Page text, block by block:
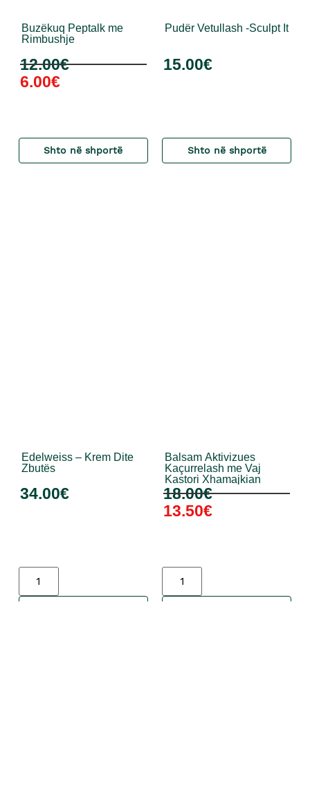
Buzëkuq Peptalk me
Rimbushje
12.00€
6.00€
Shto në shportë
Pudër Vetullash -Sculpt It
15.00€
Shto në shportë
Edelweiss – Krem Dite
Zbutës
34.00€
Balsam Aktivizues
Kaçurrelash me Vaj
Kastori Xhamajkian
18.00€
13.50€